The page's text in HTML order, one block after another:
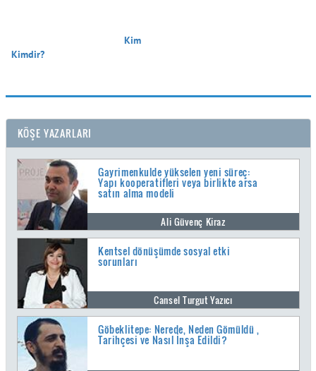
Kimdir?
KÖŞE YAZARLARI
Gayrimenkulde yükselen yeni süreç:
Yapı kooperatifleri veya birlikte arsa
satın alma modeli
Ali Güvenç Kiraz
Kentsel dönüşümde sosyal etki
sorunları
Cansel Turgut Yazıcı
Göbeklitepe: Nerede, Neden Gömüldü ,
Tarihçesi ve Nasıl İnşa Edildi?